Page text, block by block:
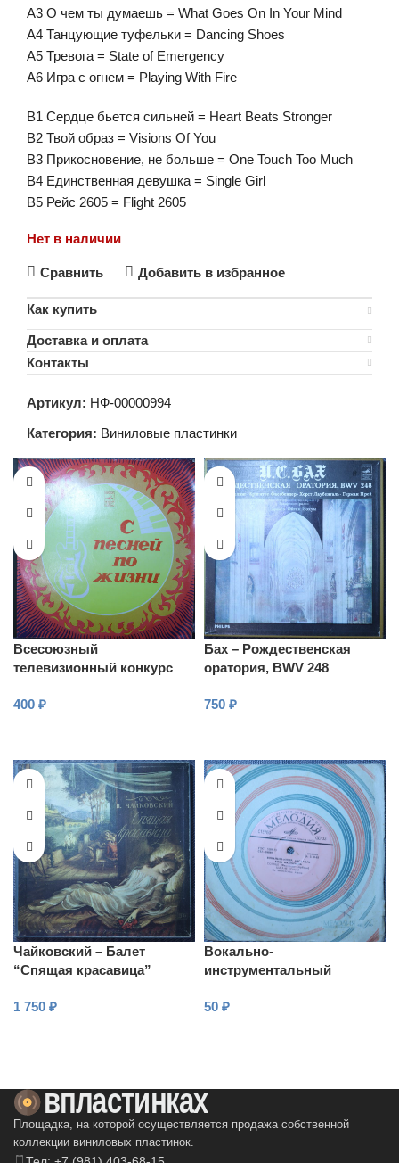
A3 О чем ты думаешь = What Goes On In Your Mind
A4 Танцующие туфельки = Dancing Shoes
A5 Тревога = State of Emergency
A6 Игра с огнем = Playing With Fire
B1 Сердце бьется сильней = Heart Beats Stronger
B2 Твой образ = Visions Of You
B3 Прикосновение, не больше = One Touch Too Much
B4 Единственная девушка = Single Girl
B5 Рейс 2605 = Flight 2605
Нет в наличии
Сравнить Добавить в избранное
Как купить
Доставка и оплата
Контакты
Артикул: НФ-00000994
Категория: Виниловые пластинки
Всесоюзный
телевизионный конкурс
песней по жизни”
400 ₽
Бах – Рождественская
оратория, BWV 248
750 ₽
Чайковский – Балет
“Спящая красавица”
1 750 ₽
Вокально-
инструментальный
50 ₽
Площадка, на которой осуществляется продажа собственной
коллекции виниловых пластинок.